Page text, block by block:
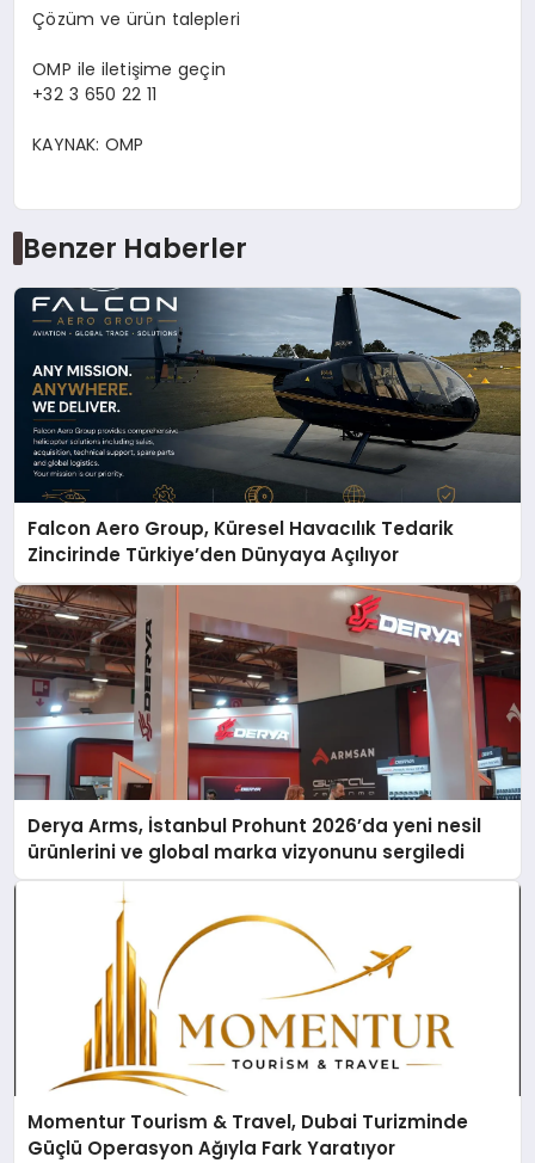
Çözüm veürün talepleri
OMP ile iletişime geçin
+32 3 650 22 11
KAYNAK: OMP
Benzer Haberler
Falcon Aero Group, Küresel Havacılık Tedarik
Zincirinde Türkiye’den Dünyaya Açılıyor
Derya Arms, İstanbul Prohunt 2026’da yeni nesil
ürünlerini ve global marka vizyonunu sergiledi
Momentur Tourism & Travel, Dubai Turizminde
Güçlü Operasyon Ağıyla Fark Yaratıyor